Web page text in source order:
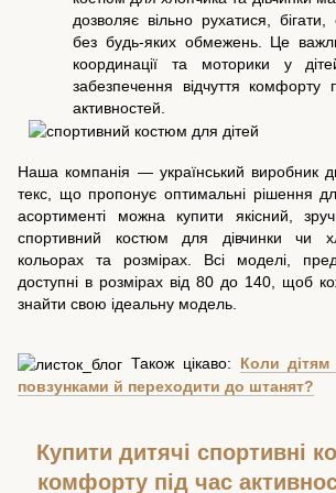
дозволяє вільно рухатися,
без будь-яких обмежень. Це
координації та моторики у
забезпечення відчуття комфорту
активностей.
Наша компанія — український виробник
текс, що пропонує оптимальні рішення
асортименті можна купити якісний,
спортивний костюм для дівчинки чи
кольорах та розмірах. Всі моделі,
доступні в розмірах від 80 до 140, щоб
знайти свою ідеальну модель.
Також цікаво: Коли
повзунками й переходити до штанят?
Купити дитячі спортивні
комфорту під час